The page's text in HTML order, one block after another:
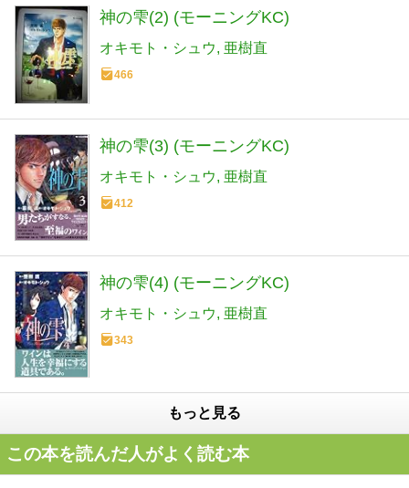
神の雫(2) (モーニングKC)
オキモト・シュウ 亜樹直
466
神の雫(3) (モーニングKC)
オキモト・シュウ 亜樹直
412
神の雫(4) (モーニングKC)
オキモト・シュウ 亜樹直
343
もっと見る
この本を読んだ人がよく読む本